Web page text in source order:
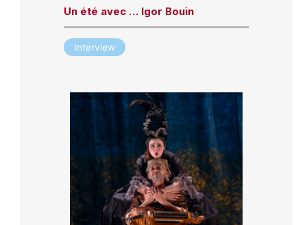
Un été avec … Igor Bouin
Interview